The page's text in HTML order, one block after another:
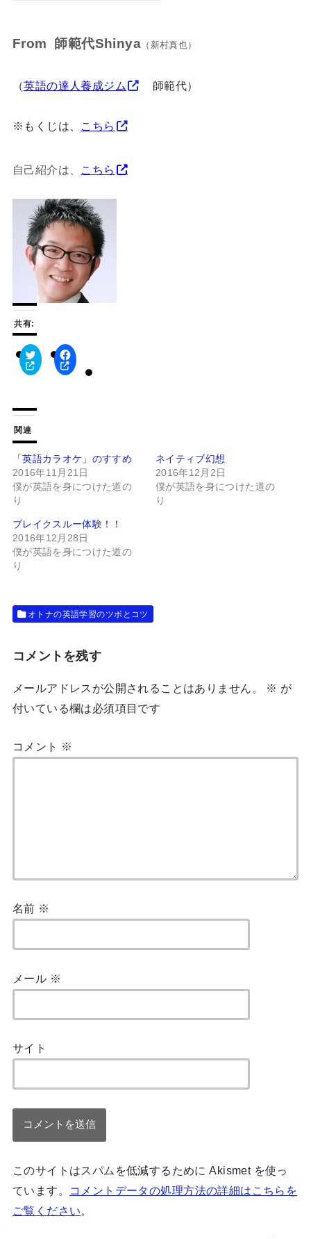
From 師範代Shinya （新村真也）
（英語の達人養成ジム 師範代）
※もくじは、 こちら
自己紹介は、 こちら
共有:
ク
リ
て
T
w
i
t
t
e
r
で
共
新
し
い
ウ
ィ
き
ま
F
a
有
す
る
に
は
ッ
ク
し
て
く
し
い
ド
ウ
開
き
す
関連
「英語カラオケ」のすすめ
2016年11月21日
僕が英語を身につけた道の
り
ネイティブ幻想
2016年12月2日
僕が英語を身につけた道の
り
ブレイクスルー体験！！
2016年12月28日
僕が英語を身につけた道の
り
オトナの英語学習のツボとコツ
コメントを残す
メールアドレスが公開されることはありません。 ※ が
付いている欄は必須項目です
コメント ※
名前 ※
メール ※
サイト
このサイトはスパムを低減するために Akismet を使っ
ています。
コメントデータの処理方法の詳細はこちらを
ご覧ください